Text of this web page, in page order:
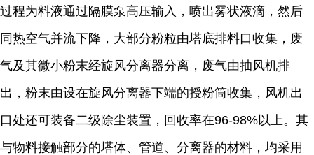
过程为料液通过隔膜泵高压输入，喷出雾状液滴，然后
同热空气并流下降，大部分粉粒由塔底排料口收集，废
气及其微小粉末经旋风分离器分离，废气由抽风机排
出，粉末由设在旋风分离器下端的授粉筒收集，风机出
口处还可装备二级除尘装置，回收率在96-98%以上。其
与物料接触部分的塔体、管道、分离器的材料，均采用